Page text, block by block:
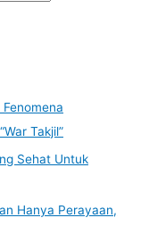
Takjil”
Sehat Untuk
Hanya Perayaan,